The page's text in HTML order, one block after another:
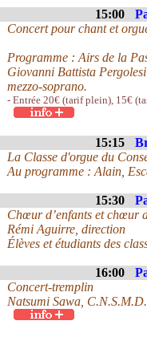
15:00
Concert pour chant et
Programme : Airs de la
Giovanni Battista
mezzo-soprano.
- Entrée 20€ (tarif plein), 15€
15:15
La Classe d'orgue du
Au programme : Alain,
15:30
Chœur d’enfants et chœur
Rémi Aguirre, direction
Élèves et étudiants des
16:00
Concert-tremplin
Natsumi Sawa,